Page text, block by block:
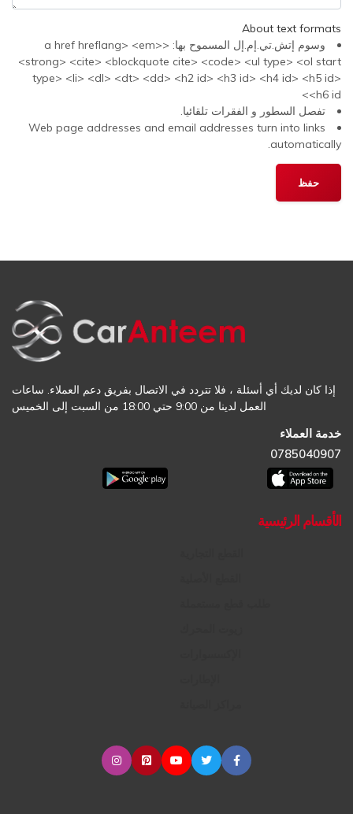
About text formats
وسوم إتش.تي.إم.إل المسموح بها: <a href hreflang> <em>
<strong> <cite> <blockquote cite> <code> <ul type> <ol start
type> <li> <dl> <dt> <dd> <h2 id> <h3 id> <h4 id> <h5 id>
<h6 id>
تفصل السطور و الفقرات تلقائيا.
Web page addresses and email addresses turn into links
automatically.
إذا كان لديك أي أسئلة ، فلا تتردد في الاتصال بفريق دعم العملاء. ساعات
العمل لدينا من 9:00 حتي 18:00 من السبت إلى الخميس
خدمة العملاء
0785040907
الأقسام الرئيسية